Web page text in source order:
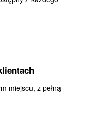
miejscu, z pełną